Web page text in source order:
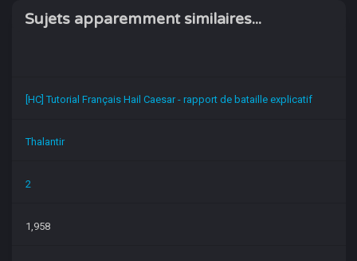
Sujets apparemment similaires...
[HC] Tutorial Français Hail Caesar - rapport de bataille explicatif
Thalantir
2
1,958